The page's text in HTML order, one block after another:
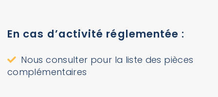
En cas d’activité réglementée :
Nous consulter pour la liste des pièces
complémentaires